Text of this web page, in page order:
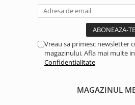
1.5.9. Chiulasa si supape
Vreau sa primesc newsletter
magazinului. Afla mai multe in
Confidentialitate
MAGAZINUL